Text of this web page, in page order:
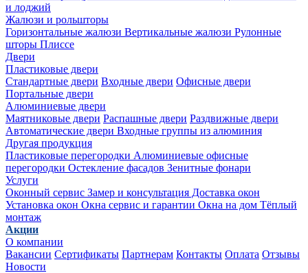
и лоджий
Жалюзи и рольшторы
Горизонтальные жалюзи Вертикальные жалюзи Рулонные
шторы Плиссе
Двери
Пластиковые двери
Стандартные двери Входные двери Офисные двери
Портальные двери
Алюминиевые двери
Маятниковые двери Распашные двери Раздвижные двери
Автоматические двери Входные группы из алюминия
Другая продукция
Пластиковые перегородки Алюминиевые офисные
перегородки Остекление фасадов Зенитные фонари
Услуги
Оконный сервис Замер и консультация Доставка окон
Установка окон Окна сервис и гарантии Окна на дом Тёплый
монтаж
Акции
О компании
Вакансии Сертификаты Партнерам Контакты Оплата Отзывы
Новости